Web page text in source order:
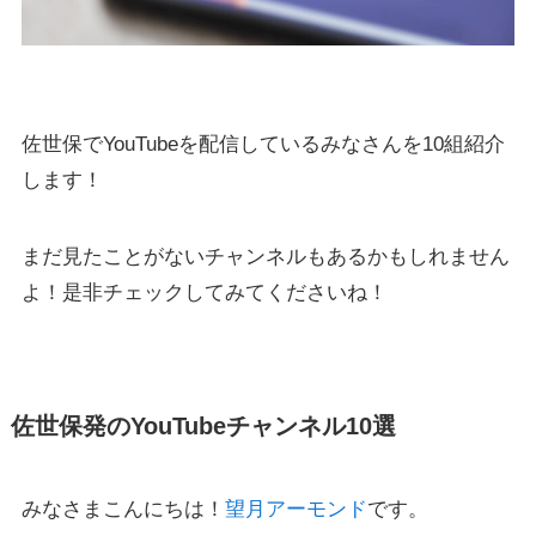
佐世保でYouTubeを配信しているみなさんを10組紹介
します！
まだ見たことがないチャンネルもあるかもしれません
よ！是非チェックしてみてくださいね！
佐世保発のYouTubeチャンネル10選
みなさまこんにちは！ 望月アーモンドです。